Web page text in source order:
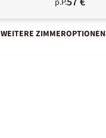
WEITERE ZIMMEROPTIONEN